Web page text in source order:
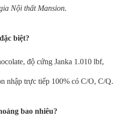
Nội thất Mansion.
biệt?
độ cứng Janka 1.010 lbf,
nhập trực tiếp 100% có C/O, C/Q.
bao nhiêu?